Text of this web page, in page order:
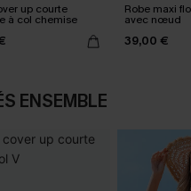
up courte
à col chemise
Robe maxi
avec nœud
39,00 €
ENSEMBLE